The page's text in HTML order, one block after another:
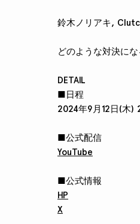
鈴木ノリアキ,
どのような対決に
DETAIL
■日程
2024年9月12日(木)
■公式配信
YouTube
■公式情報
HP
X